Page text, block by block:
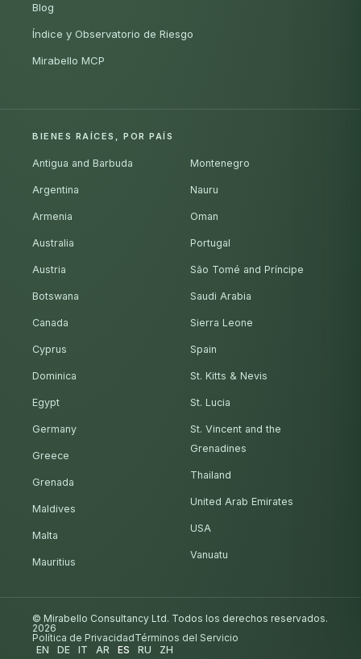
Blog
Índice y Observatorio de Riesgo
Mirabello MCP
BIENES RAÍCES, POR PAÍS
Antigua and Barbuda
Argentina
Armenia
Australia
Austria
Botswana
Canada
Cyprus
Dominica
Egypt
Germany
Greece
Grenada
Maldives
Malta
Mauritius
Montenegro
Nauru
Oman
Portugal
São Tomé and Príncipe
Saudi Arabia
Sierra Leone
Spain
St. Kitts & Nevis
St. Lucia
St. Vincent and the
Grenadines
Thailand
United Arab Emirates
USA
Vanuatu
© Mirabello Consultancy Ltd. Todos los derechos reservados.
2026
Política de PrivacidadTérminos del Servicio
EN
DE IT AR ES RU ZH